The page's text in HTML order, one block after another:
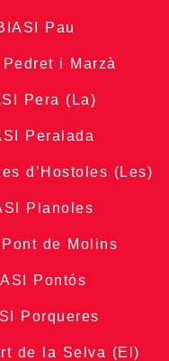
Pau
i Marzà
Pera (La)
Peralada
d’Hostoles (Les)
Planoles
de Molins
Pontós
Porqueres
de la Selva (El)